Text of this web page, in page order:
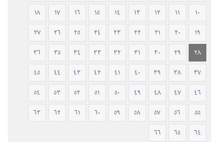
١٠
١١ ١٢ ١٣ ١٤ ١٥ ١٦ ١٧
١٨
١٩
٢٠ ٢١ ٢٢ ٢٣ ٢٤ ٢٥ ٢٦
٢٧
٢٨
٢٩ ٣٠ ٣١ ٣٢ ٣٣ ٣٤ ٣٥
٣٦
٣٧
٣٨ ٣٩ ٤٠ ٤١ ٤٢ ٤٣ ٤٤
٤٥
٤٦
٤٧ ٤٨ ٤٩ ٥٠ ٥١ ٥٢ ٥٣
٥٤
٥٥
٥٦ ٥٧ ٥٨ ٥٩ ٦٠ ٦١ ٦٢
٦٣
٦٤
٦٥ ٦٦